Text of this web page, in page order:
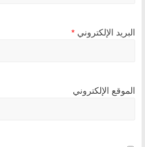
البريد الإلكتروني *
الموقع الإلكتروني